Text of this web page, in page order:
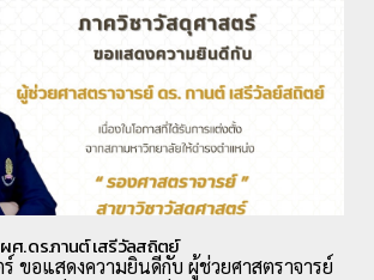
. ดร.กานต์ เสรีวัลสถิตย์
ขอแสดงความยินดีกับ ผู้ช่วยศาสตราจารย์